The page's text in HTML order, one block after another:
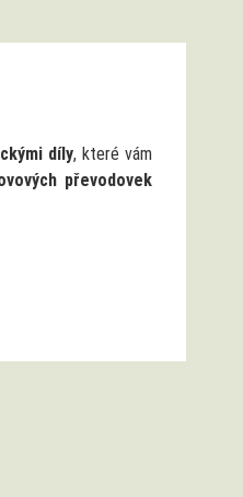
díly, které vám
převodovek